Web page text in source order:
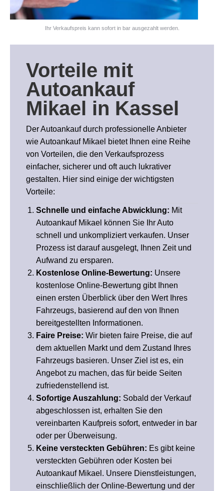
Ihr Verkaufspreis kann sofort in bar ausgezahlt werden.
Vorteile mit
Autoankauf
Mikael in Kassel
Der Autoankauf durch professionelle Anbieter
wie Autoankauf Mikael bietet Ihnen eine Reihe
von Vorteilen, die den Verkaufsprozess
einfacher, sicherer und oft auch lukrativer
gestalten. Hier sind einige der wichtigsten
Vorteile:
Schnelle und einfache Abwicklung: Mit
Autoankauf Mikael können Sie Ihr Auto
schnell und unkompliziert verkaufen. Unser
Prozess ist darauf ausgelegt, Ihnen Zeit und
Aufwand zu ersparen.
Kostenlose Online-Bewertung: Unsere
kostenlose Online-Bewertung gibt Ihnen
einen ersten Überblick über den Wert Ihres
Fahrzeugs, basierend auf den von Ihnen
bereitgestellten Informationen.
Faire Preise: Wir bieten faire Preise, die auf
dem aktuellen Markt und dem Zustand Ihres
Fahrzeugs basieren. Unser Ziel ist es, ein
Angebot zu machen, das für beide Seiten
zufriedenstellend ist.
Sofortige Auszahlung: Sobald der Verkauf
abgeschlossen ist, erhalten Sie den
vereinbarten Kaufpreis sofort, entweder in bar
oder per Überweisung.
Keine versteckten Gebühren: Es gibt keine
versteckten Gebühren oder Kosten bei
Autoankauf Mikael. Unsere Dienstleistungen,
einschließlich der Online-Bewertung und der